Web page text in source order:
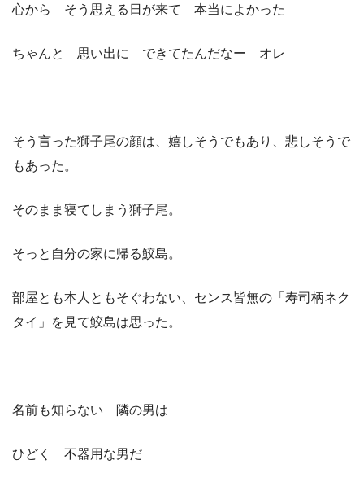
心から そう思える日が来て 本当によかった
ちゃんと 思い出に できてたんだなー オレ
そう言った獅子尾の顔は、嬉しそうでもあり、悲しそうで
もあった。
そのまま寝てしまう獅子尾。
そっと自分の家に帰る鮫島。
部屋とも本人ともそぐわない、センス皆無の「寿司柄ネク
タイ」を見て鮫島は思った。
名前も知らない 隣の男は
ひどく 不器用な男だ